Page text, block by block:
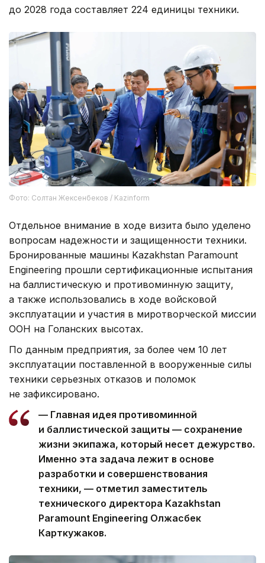
до 2028 года составляет 224 единицы техники.
Фото: Солтан Жексенбеков / Kazinform
Отдельное внимание в ходе визита было уделено
вопросам надежности и защищенности техники.
Бронированные машины Kazakhstan Paramount
Engineering прошли сертификационные испытания
на баллистическую и противоминную защиту,
а также использовались в ходе войсковой
эксплуатации и участия в миротворческой миссии
ООН на Голанских высотах.
По данным предприятия, за более чем 10 лет
эксплуатации поставленной в вооруженные силы
техники серьезных отказов и поломок
не зафиксировано.
— Главная идея противоминной
и баллистической защиты — сохранение
жизни экипажа, который несет дежурство.
Именно эта задача лежит в основе
разработки и совершенствования
техники, — отметил заместитель
технического директора Kazakhstan
Paramount Engineering Олжасбек
Карткужаков.